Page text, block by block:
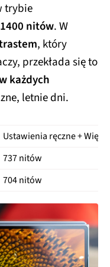
trybie
nitów. W
, który
przekłada się to
każdych
letnie dni.
Ustawienia ręczne +
737 nitów
704 nitów